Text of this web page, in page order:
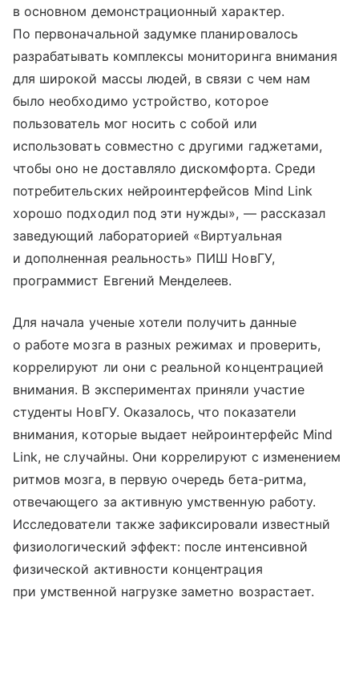
в основном демонстрационный характер.
По первоначальной задумке планировалось
разрабатывать комплексы мониторинга внимания
для широкой массы людей, в связи с чем нам
было необходимо устройство, которое
пользователь мог носить с собой или
использовать совместно с другими гаджетами,
чтобы оно не доставляло дискомфорта. Среди
потребительских нейроинтерфейсов Mind Link
хорошо подходил под эти нужды», — рассказал
заведующий лабораторией «Виртуальная
и дополненная реальность» ПИШ НовГУ,
программист Евгений Менделеев.
Для начала ученые хотели получить данные
о работе мозга в разных режимах и проверить,
коррелируют ли они с реальной концентрацией
внимания. В экспериментах приняли участие
студенты НовГУ. Оказалось, что показатели
внимания, которые выдает нейроинтерфейс Mind
Link, не случайны. Они коррелируют с изменением
ритмов мозга, в первую очередь бета-ритма,
отвечающего за активную умственную работу.
Исследователи также зафиксировали известный
физиологический эффект: после интенсивной
физической активности концентрация
при умственной нагрузке заметно возрастает.